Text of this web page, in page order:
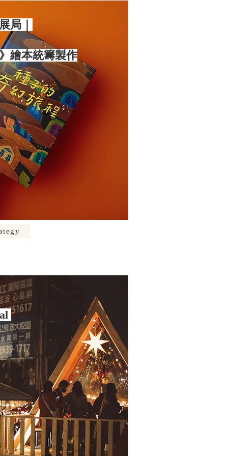
局｜
繪本統籌製作